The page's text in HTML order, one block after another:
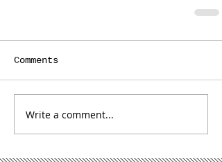
Comments
Write a comment...